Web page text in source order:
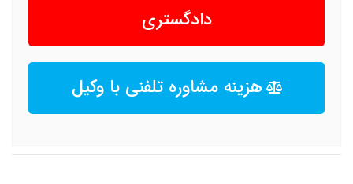
دادگستری
هزینه مشاوره تلفنی با وکیل